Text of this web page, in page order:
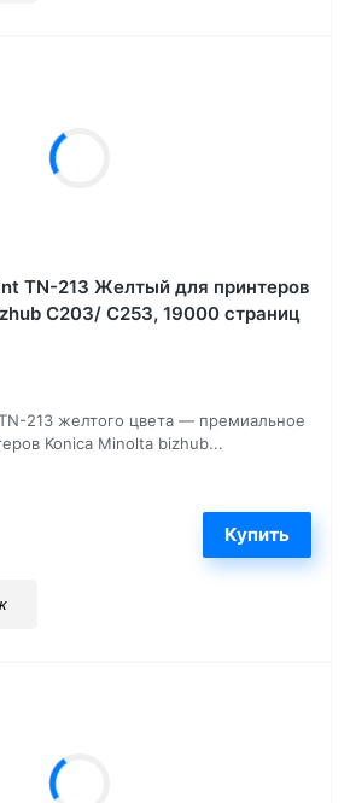
TN-213 Желтый для принтеров
C203/ C253, 19000 страниц
213 желтого цвета — премиальное
Konica Minolta bizhub...